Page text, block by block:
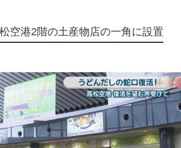
松空港2階の土産物店の一角に設置